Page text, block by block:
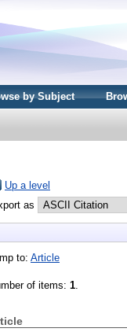
by Subject
Up a level
as
to: Article
of items: 1